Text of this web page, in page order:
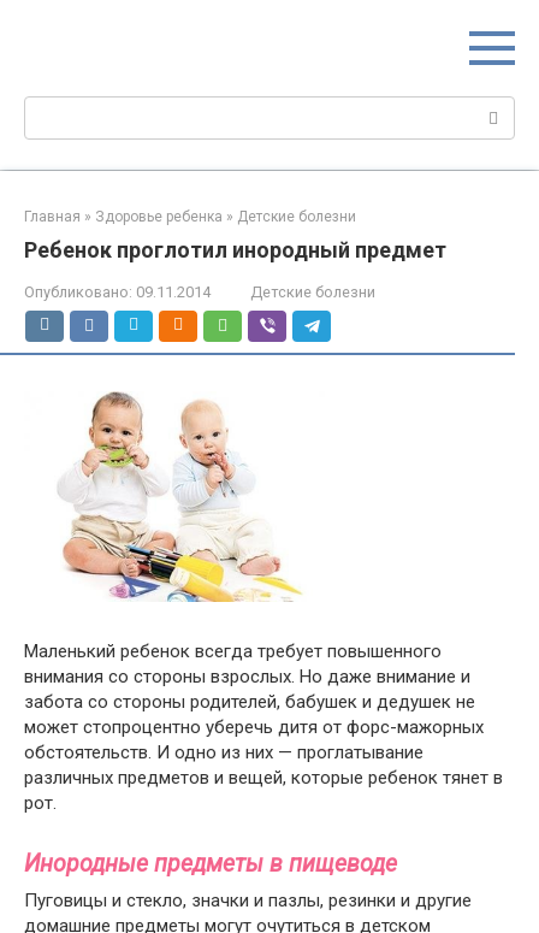
Поиск:
Главная » Здоровье ребенка » Детские болезни
Ребенок проглотил инородный предмет
Опубликовано: 09.11.2014 Детские болезни
Маленький ребенок всегда требует повышенного
внимания со стороны взрослых. Но даже внимание и
забота со стороны родителей, бабушек и дедушек не
может стопроцентно уберечь дитя от форс-мажорных
обстоятельств. И одно из них — проглатывание
различных предметов и вещей, которые ребенок тянет в
рот.
Инородные предметы в пищеводе
Пуговицы и стекло, значки и пазлы, резинки и другие
домашние предметы могут очутиться в детском